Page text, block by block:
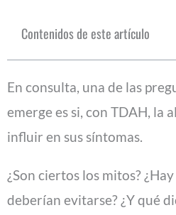
Contenidos de este artículo
En consulta, una de las
emerge es si, con TDAH, la
influir en sus síntomas.
¿Son ciertos los mitos?
deberían evitarse? ¿Y qué